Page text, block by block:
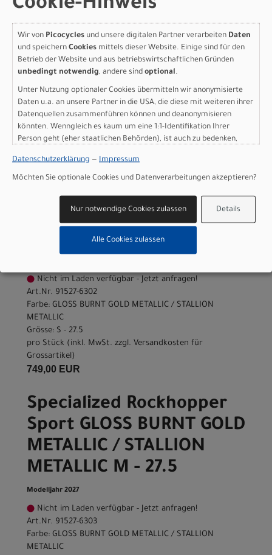
METALLIC XS - 27.5
Modelljahr 2027
Nicht im Laden verfügbar - Jetzt anfragen!
Art.Nr. 91527-6301
Farbe: GLOSS BURNT GOLD METALLIC / STALLION
METALLIC
Grösse: XS - 27.5
pro Stück (inkl. MwSt. zzgl.Versandkosten für
Grossartikel)
749,00 EUR
Specialized Rockhopper
Sport GLOSS BURNT GOLD
METALLIC / STALLION
METALLIC S - 27.5
Nicht im Laden verfügbar - Jetzt anfragen!
Art.Nr. 91527-6302
Farbe: GLOSS BURNT GOLD METALLIC / STALLION
METALLIC
Grösse: S - 27.5
pro Stück (inkl. MwSt. zzgl. Versandkosten für
Grossartikel)
749,00 EUR
Specialized Rockhopper
Sport GLOSS BURNT GOLD
METALLIC / STALLION
METALLIC M - 27.5
Modelljahr 2027
Nicht im Laden verfügbar - Jetzt anfragen!
Art.Nr. 91527-6303
Farbe: GLOSS BURNT GOLD METALLIC / STALLION
METALLIC
Cookie-Hinweis
Wir von Picocycles und unsere digitalen Partner verarbeiten Daten
und speichern Cookies mittels dieser Website. Einige sind für den
Betrieb der Website und aus betriebswirtschaftlichen Gründen
unbedingt notwendig, andere sind optional.
Unter Nutzung optionaler Cookies übermitteln wir anonymisierte
Daten u.a. an unsere Partner in die USA, die diese mit weiteren ihrer
Datenquellen zusammenführen können und deanonymisieren
könnten. Wenngleich es kaum um eine 1:1-Identifikation Ihrer
Person geht (eher staatlichen Behörden), ist auch zu bedenken,
sind wie bei uns in der Europäischen Union.
Datenschutzerklärung — Impressum
Möchten Sie optionale Cookies und Datenverarbeitungen akzeptieren?
Details
Nur notwendige Cookies zulassen
Alle Cookies zulassen